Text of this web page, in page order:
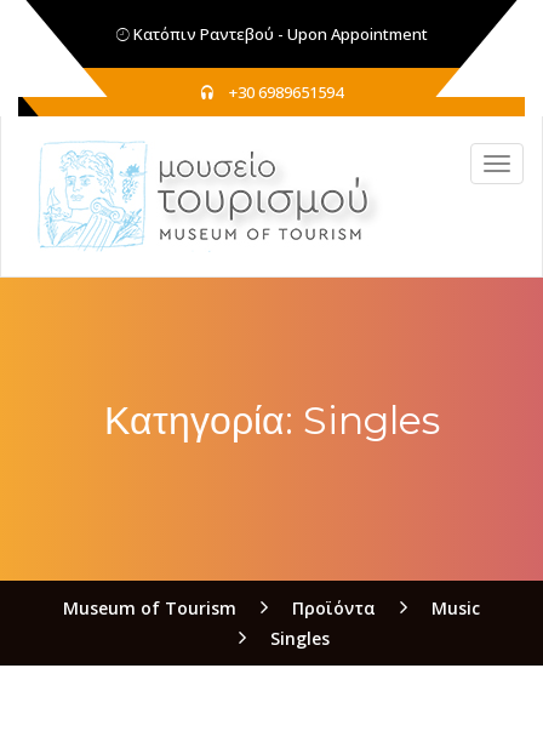
Κατόπιν Ραντεβού - Upon Appointment
+30 6989651594
Κατηγορία: Singles
Museum of Tourism Προϊόντα
Music
Singles